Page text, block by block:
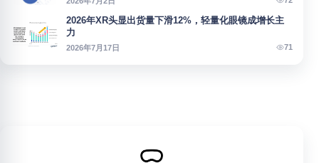
2026年XR头显出货量下滑12%，轻量化眼镜成增长主
力
2026年7月17日 71